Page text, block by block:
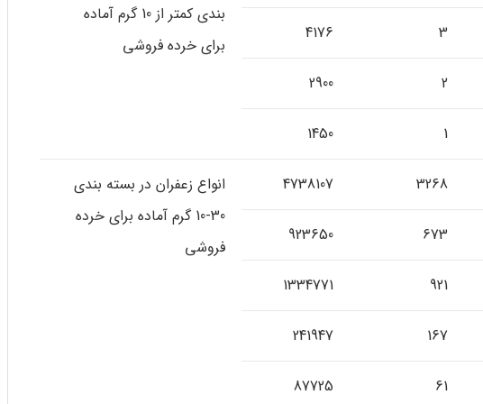
بندی کمتر از 10 گرم آماده
برای خرده فروشی
3
4176
2
2900
1
1450
3268
4738107
انواع زعفران در بسته بندی
30-10 گرم آماده برای خرده
فروشی
673
923650
921
1334771
167
241947
61
87725